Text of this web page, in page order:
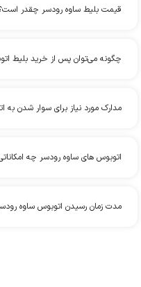
قیمت بلیط ساوه رودسر چقدر
چگونه می‌توان پس از خرید بلیط
مدارک مورد نیاز برای سوار شدن
اتوبوس های ساوه رودسر چه
مدت زمان رسیدن اتوبوس ساوه